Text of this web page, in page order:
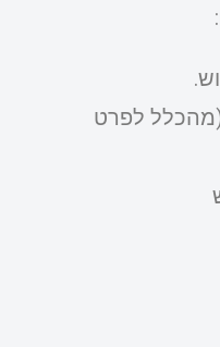
(מהכלל לפרט